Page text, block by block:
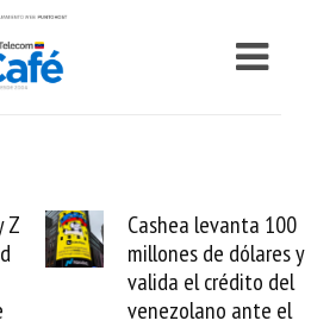
Cashea levanta 100
millones de dólares y
valida el crédito del
venezolano ante el
El